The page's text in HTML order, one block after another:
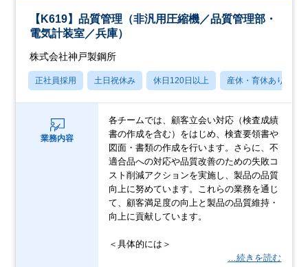
【K619】品質管理（非汎用圧縮機／品質管理部・
電気計装室／兵庫）
株式会社神戸製鋼所
正社員採用 土日祝休み 休日120日以上 産休・育休あり
業務内容
各チームでは、顧客立会い対応（検査成績
書の作成を含む）をはじめ、検査要領書や
図面・書類の作成を行います。さらに、不
適合品への対応や品質改善のための失敗コ
スト削減アクションを実施し、製品の品質
向上に努めています。これらの業務を通じ
て、顧客満足度の向上と製品の品質維持・
向上に貢献しています。
＜具体的には＞
…続きを読む